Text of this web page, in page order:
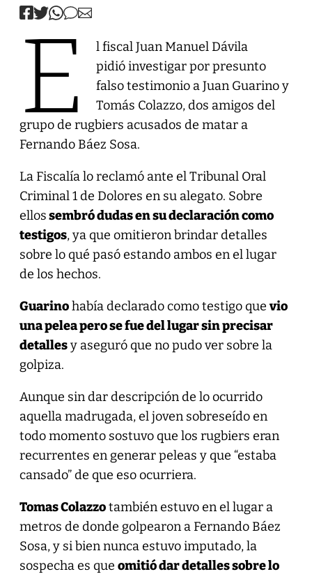
E
l fiscal Juan Manuel Dávila
pidió investigar por presunto
falso testimonio a Juan Guarino y
Tomás Colazzo, dos amigos del
grupo de rugbiers acusados de matar a
Fernando Báez Sosa.
La Fiscalía lo reclamó ante el Tribunal Oral
Criminal 1 de Dolores en su alegato. Sobre
ellossembró dudas en su declaración como
testigos, ya que omitieron brindar detalles
sobre lo qué pasó estando ambos en el lugar
de los hechos.
Guarinohabía declarado como testigo que vio
una pelea pero se fue del lugar sin precisar
detallesy aseguró que no pudo ver sobre la
golpiza.
Aunque sin dar descripción de lo ocurrido
aquella madrugada, el joven sobreseído en
todo momento sostuvo que los rugbiers eran
recurrentes en generar peleas y que “estaba
cansado” de que eso ocurriera.
Tomas Colazzotambién estuvo en el lugar a
metros de donde golpearon a Fernando Báez
Sosa, y si bien nunca estuvo imputado, la
sospecha es que omitió dar detalles sobre lo